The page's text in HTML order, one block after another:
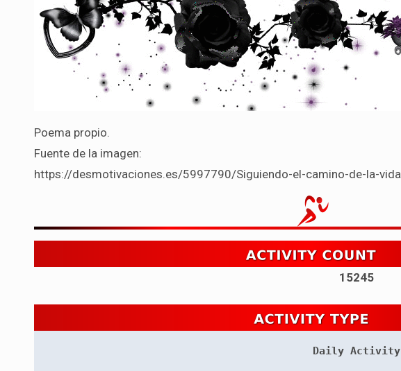
Poema propio.
Fuente de la imagen:
https://desmotivaciones.es/5997790/Siguiendo-el-camino-de-la-vida
15245
Daily Activity